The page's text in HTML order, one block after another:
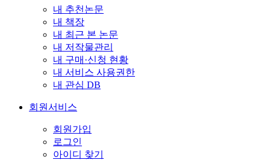
내 추천논문
내 책장
내 최근 본 논문
내 저작물관리
내 구매·신청 현황
내 서비스 사용권한
내 관심 DB
회원서비스
회원가입
로그인
아이디 찾기